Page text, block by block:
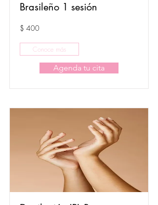
Brasileño 1 sesión
$ 400
Conoce más
Agenda tu cita